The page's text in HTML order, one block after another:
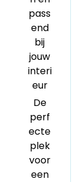
pass
end
bij
jouw
interi
eur
De
perf
ecte
plek
voor
een